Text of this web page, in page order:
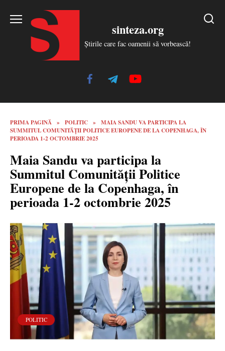
sinteza.org
Știrile care fac oamenii să vorbească!
PRIMA PAGINĂ » POLITIC »
MAIA SANDU VA PARTICIPA LA
SUMMITUL COMUNITĂȚII POLITICE EUROPENE DE LA COPENHAGA, ÎN
PERIOADA 1-2 OCTOMBRIE 2025
Maia Sandu va participa la
Summitul Comunității Politice
Europene de la Copenhaga, în
perioada 1-2 octombrie 2025
POLITIC